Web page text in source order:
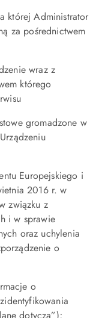
której Administrator
za pośrednictwem
wraz z
którego
gromadzone w
Europejskiego i
2016 r. w
związku z
i w sprawie
oraz uchylenia
o
o